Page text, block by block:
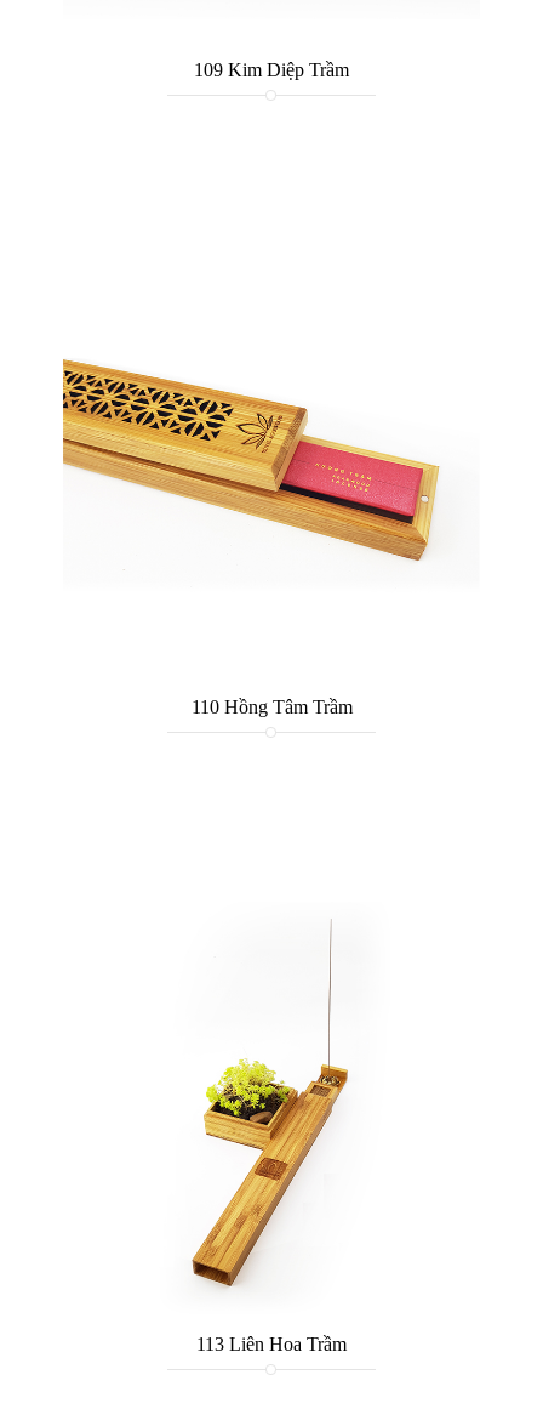
109 Kim Diệp Trầm
110 Hồng Tâm Trầm
113 Liên Hoa Trầm